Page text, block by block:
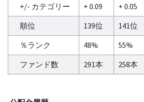
+/- カテゴリー
+ 0.09 + 0.05
順位
139位 141位
％ランク
48% 55%
ファンド数
291本 258本